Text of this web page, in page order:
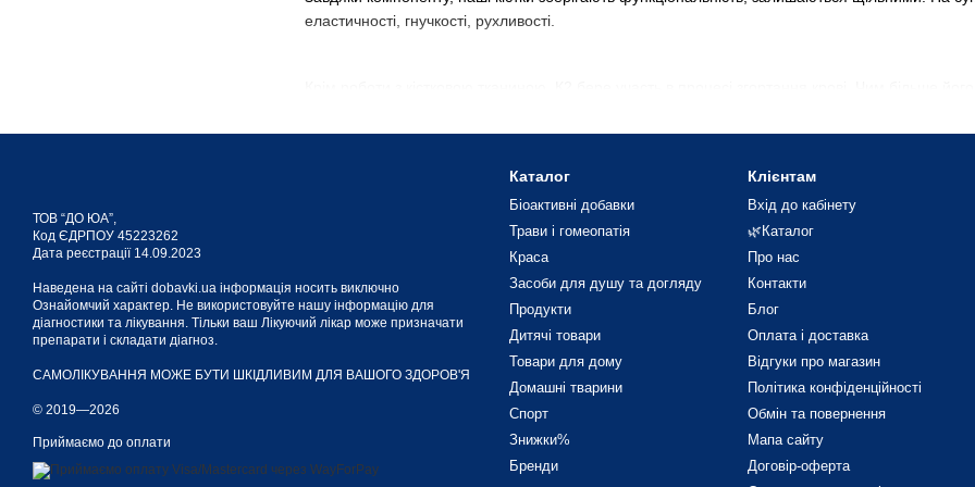
еластичності, гнучкості, рухливості.
В основному, вироблення вітаміну К-2 – це продукт природного синтезу в організмі.
палички. Це не єдиний спосіб отримання активної добавки.
Як запевняють фахівці з дієтології та відгуки покупців, вітамін K2 можна отримати з їжі
або телятини, яєчному жовтку, сирах твердих сортів, сирі та інших молочних продуктах.
Розрахунок добової норми К2 вітаміну
Оскільки активний менахінон є синтезованою в кишківнику речовиною, для розрахунку
ТОВ “ДО ЮА”,
Код ЄДРПОУ 45223262
Дата реєстрації 14.09.2023
Наведена на сайті dobavki.ua інформація носить виключно
Ознайомчий характер. Не використовуйте нашу інформацію для
діагностики та лікування. Тільки ваш Лікуючий лікар може призначати
препарати і складати діагноз.
САМОЛІКУВАННЯ МОЖЕ БУТИ ШКІДЛИВИМ ДЛЯ ВАШОГО ЗДОРОВ'Я
© 2019—2026
Приймаємо до оплати
Каталог
Біоактивні добавки
Трави і гомеопатія
Краса
Засоби для душу та догляду
Продукти
Дитячі товари
Товари для дому
Домашні тварини
Спорт
Знижки%
Бренди
Клієнтам
Вхід до кабінету
🌿Каталог
Про нас
Контакти
Блог
Оплата і доставка
Відгуки про магазин
Політика конфіденційності
Обмін та повернення
Мапа сайту
Договір-оферта